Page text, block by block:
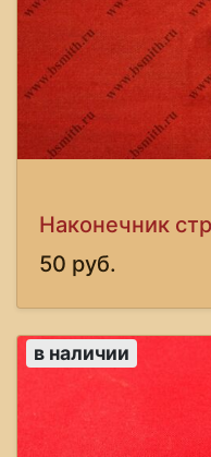
Наконечник
50 руб.
в наличии